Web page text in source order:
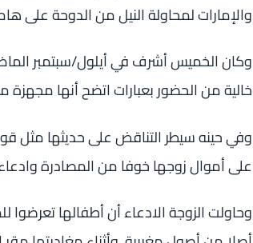
والإمارات لمحاولة النيل من الدوحة على
وكان الخميس أشرف في أيلول/سبتمبر
خالية من الحضور بعبارات اتضح أنها
على أموال زوجها خوفا من المصادرة
وحاولت الزوجة الادعاء أن أطفالها تعرضوا